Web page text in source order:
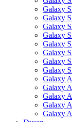
Galaxy
Galaxy
Galaxy
Galaxy
Galaxy
Galaxy
Galaxy
Galaxy
Galaxy
Galaxy
Galaxy
Galaxy
Galaxy